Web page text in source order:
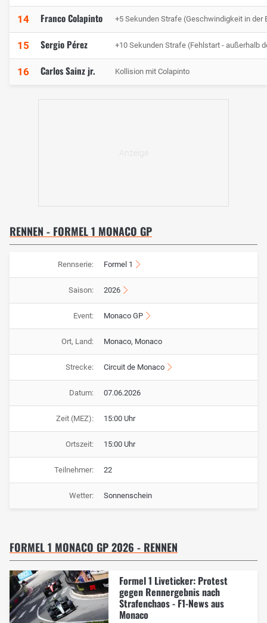
14 Franco Colapinto +5 Sekunden Strafe (Geschwindigkeit in der
15 Sergio Pérez +10 Sekunden Strafe (Fehlstart - außerhalb
16 Carlos Sainz jr. Kollision mit Colapinto
RENNEN - FORMEL 1 MONACO GP
Rennserie: Formel 1
Saison: 2026
Event: Monaco GP
Ort, Land: Monaco, Monaco
Strecke: Circuit de Monaco
Datum: 07.06.2026
Zeit (MEZ): 15:00 Uhr
Ortszeit: 15:00 Uhr
Teilnehmer: 22
Wetter: Sonnenschein
FORMEL 1 MONACO GP 2026 - RENNEN
Formel 1 Liveticker: Protest
gegen Rennergebnis nach
Strafenchaos - F1-News aus
Monaco